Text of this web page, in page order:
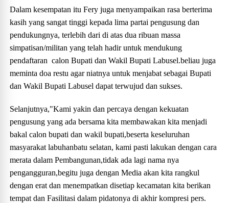
Dalam kesempatan itu Fery juga menyampaikan rasa berterima
kasih yang sangat tinggi kepada lima partai pengusung dan
pendukungnya, terlebih dari di atas dua ribuan massa
simpatisan/militan yang telah hadir untuk mendukung
pendaftaran calon Bupati dan Wakil Bupati Labusel.beliau juga
meminta doa restu agar niatnya untuk menjabat sebagai Bupati
dan Wakil Bupati Labusel dapat terwujud dan sukses.
Selanjutnya,"Kami yakin dan percaya dengan kekuatan
pengusung yang ada bersama kita membawakan kita menjadi
bakal calon bupati dan wakil bupati,beserta keseluruhan
masyarakat labuhanbatu selatan, kami pasti lakukan dengan cara
merata dalam Pembangunan,tidak ada lagi nama nya
pengangguran,begitu juga dengan Media akan kita rangkul
dengan erat dan menempatkan disetiap kecamatan kita berikan
tempat dan Fasilitasi dalam pidatonya di akhir kompresi pers.